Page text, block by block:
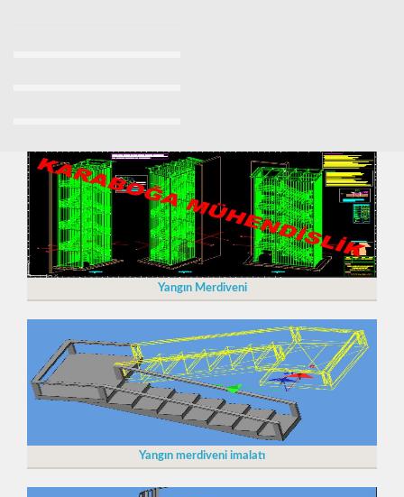
Yangın Merdiveni
Yangın merdiveni imalatı